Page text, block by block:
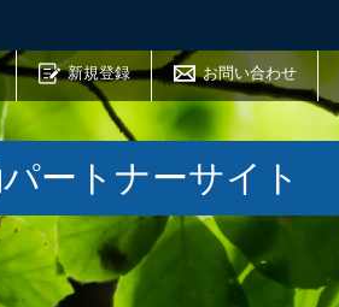
新規登録 お問い合わせ
ートナーサイト